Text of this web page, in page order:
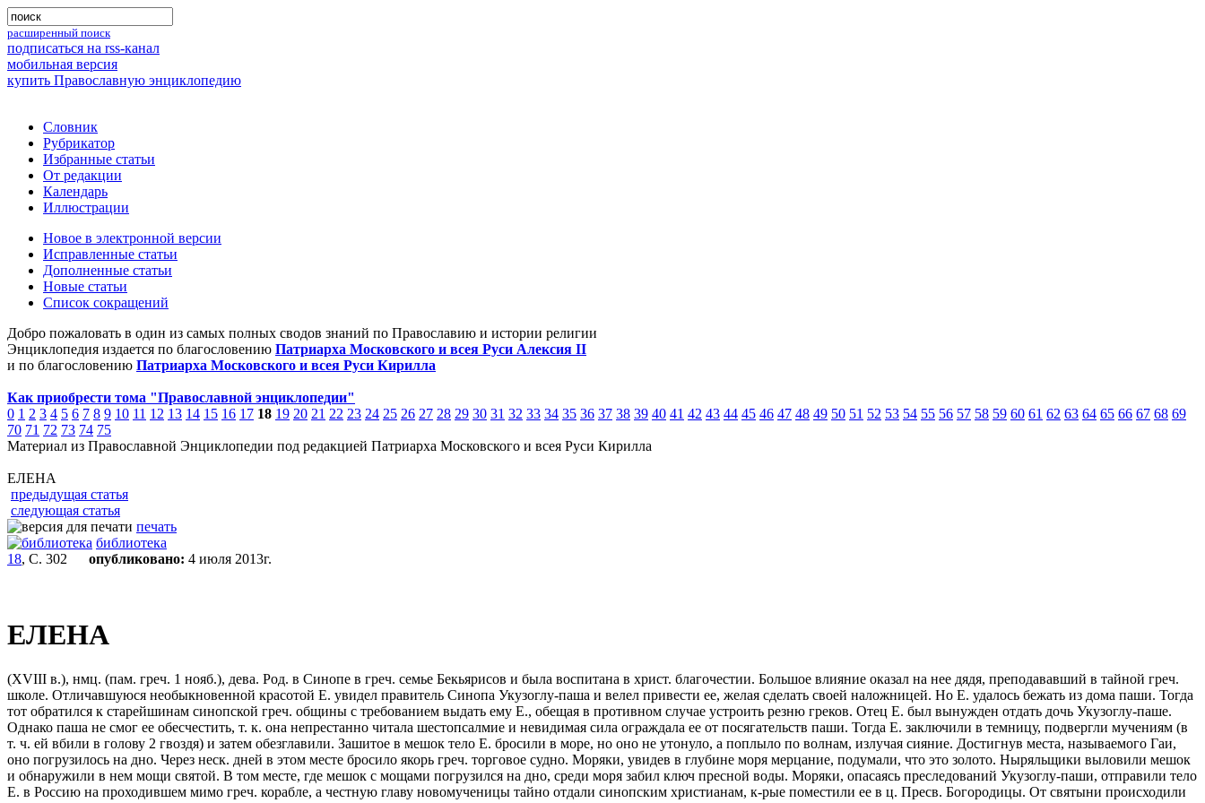
расширенный поиск
подписаться на rss-канал
мобильная версия
купить Православную энциклопедию
Словник
Рубрикатор
Избранные статьи
От редакции
Календарь
Иллюстрации
Новое в электронной версии
Исправленные статьи
Дополненные статьи
Новые статьи
Список сокращений
Добро пожаловать в один из самых полных сводов знаний по Православию и истории религии
Энциклопедия издается по благословению Патриарха Московского и всея Руси Алексия II
и по благословению Патриарха Московского и всея Руси Кирилла
Как приобрести тома "Православной энциклопедии"
0 1 2 3 4 5 6 7 8 9 10 11 12 13 14 15 16 17 18 19 20 21 22 23 24 25 26 27 28 29 30 31 32 33 34 35 36 37 38 39 40 41 42 43 44 45 46 47 48 49 50 51 52 53 54 55 56 57 58 59 60 61 62 63 64 65 66 67 68 69
70 71 72 73 74 75
Материал из Православной Энциклопедии под редакцией Патриарха Московского и всея Руси Кирилла
ЕЛЕНА
предыдущая статья
следующая статья
печать
библиотека
18, С. 302 опубликовано: 4 июля 2013г.
ЕЛЕНА
(XVIII в.), нмц. (пам. греч. 1 нояб.), дева. Род. в Синопе в греч. семье Бекьярисов и была воспитана в христ. благочестии. Большое влияние оказал на нее дядя, преподававший в тайной греч.
школе. Отличавшуюся необыкновенной красотой Е. увидел правитель Синопа Укузоглу-паша и велел привести ее, желая сделать своей наложницей. Но Е. удалось бежать из дома паши. Тогда
тот обратился к старейшинам синопской греч. общины с требованием выдать ему Е., обещая в противном случае устроить резню греков. Отец Е. был вынужден отдать дочь Укузоглу-паше.
Однако паша не смог ее обесчестить, т. к. она непрестанно читала шестопсалмие и невидимая сила ограждала ее от посягательств паши. Тогда Е. заключили в темницу, подвергли мучениям (в
т. ч. ей вбили в голову 2 гвоздя) и затем обезглавили. Зашитое в мешок тело Е. бросили в море, но оно не утонуло, а поплыло по волнам, излучая сияние. Достигнув места, называемого Гаи,
оно погрузилось на дно. Через неск. дней в этом месте бросило якорь греч. торговое судно. Моряки, увидев в глубине моря мерцание, подумали, что это золото. Ныряльщики выловили мешок
и обнаружили в нем мощи святой. В том месте, где мешок с мощами погрузился на дно, среди моря забил ключ пресной воды. Моряки, опасаясь преследований Укузоглу-паши, отправили тело
Е. в Россию на проходившем мимо греч. корабле, а честную главу новомученицы тайно отдали синопским христианам, к-рые поместили ее в ц. Пресв. Богородицы. От святыни происходили